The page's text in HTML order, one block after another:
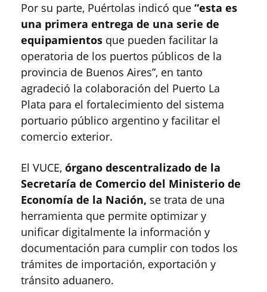
Por su parte, Puértolas indicó que “esta es
una primera entrega de una serie de
equipamientos que pueden facilitar la
operatoria de los puertos públicos de la
provincia de Buenos Aires”, en tanto
agradeció la colaboración del Puerto La
Plata para el fortalecimiento del sistema
portuario público argentino y facilitar el
comercio exterior.
El VUCE, órgano descentralizado de la
Secretaría de Comercio del Ministerio de
Economía de la Nación, se trata de una
herramienta que permite optimizar y
unificar digitalmente la información y
documentación para cumplir con todos los
trámites de importación, exportación y
tránsito aduanero.